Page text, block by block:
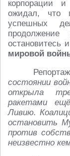
корпорации
ожидал, что
успешных
остановитесь
мировой
состоянии
открыла
ракетами
Ливию.
остановить
против
неизвестно